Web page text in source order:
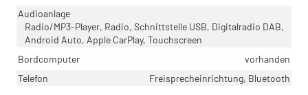
Audioanlage
Radio/MP3-Player, Radio, Schnittstelle USB, Digitalradio DAB,
Android Auto, Apple CarPlay, Touchscreen
Bordcomputer
vorhanden
Telefon
Freisprecheinrichtung, Bluetooth